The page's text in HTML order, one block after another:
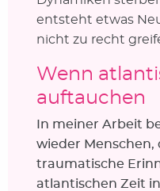
entsteht etwas
nicht zu recht
Wenn
auftauchen
In meiner Arbeit
wieder Menschen,
traumatische
atlantischen Zeit